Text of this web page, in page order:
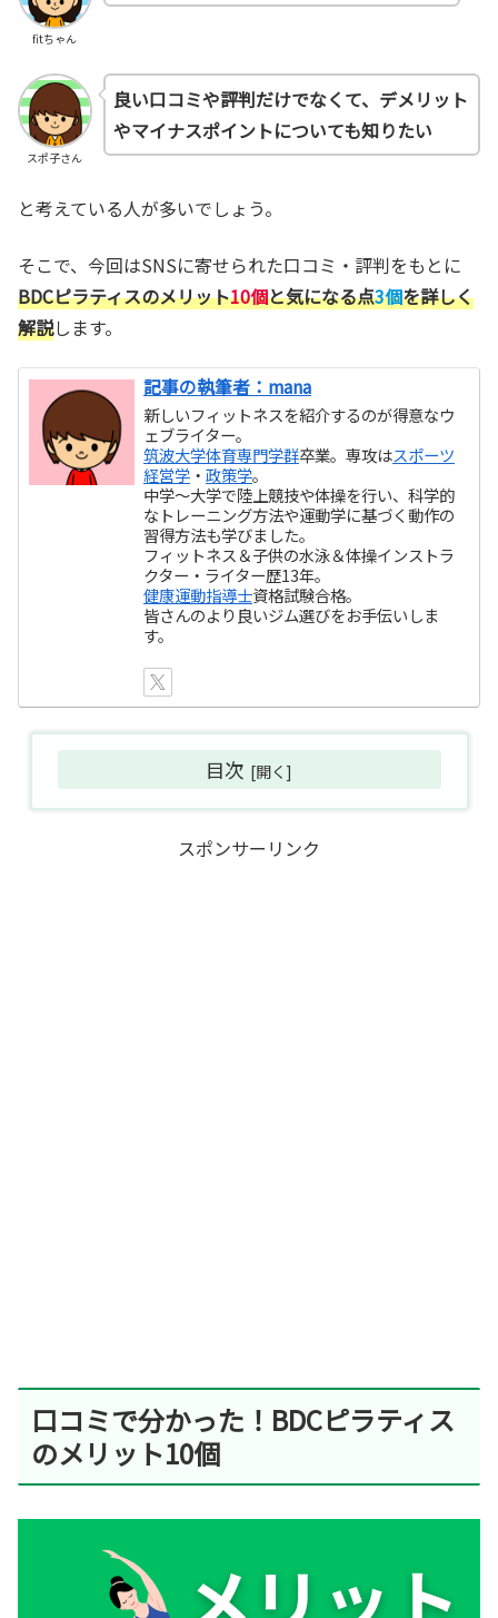
fitちゃん
スポ子さん
良い口コミや評判だけでなくて、デメリット
やマイナスポイントについても知りたい
と考えている人が多いでしょう。
そこで、今回はSNSに寄せられた口コミ・評判をもとに
BDCピラティスのメリット10個と気になる点3個を詳しく
解説します。
記事の執筆者：mana
新しいフィットネスを紹介するのが得意なウ
ェブライター。
筑波大学体育専門学群卒業。専攻はスポーツ
経営学 ・政策学。
中学～大学で陸上競技や体操を行い、科学的
なトレーニング方法や運動学に基づく動作の
習得方法も学びました。
フィットネス＆子供の水泳＆体操インストラ
クター・ライター歴13年。
健康運動指導士資格試験合格。
皆さんのより良いジム選びをお手伝いしま
す。
目次
スポンサーリンク
口コミで分かった！BDCピラティス
のメリット10個